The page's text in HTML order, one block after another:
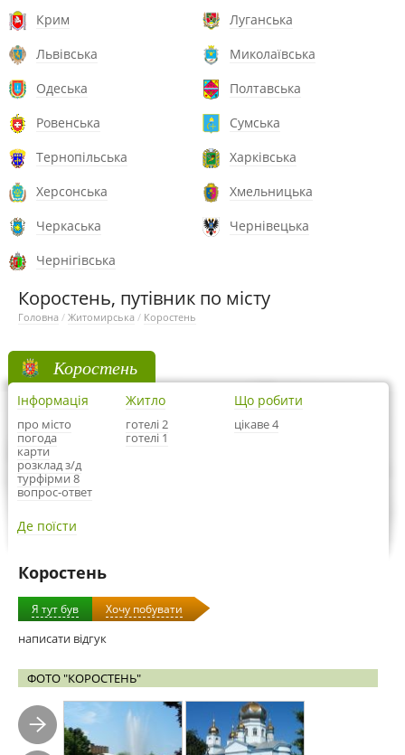
Крим
Луганська
Львівська
Миколаївська
Одеська
Полтавська
Ровенська
Сумська
Тернопільська
Харківська
Херсонська
Хмельницька
Черкаська
Чернівецька
Чернігівська
Коростень, путівник по місту
Головна / Житомирська / Коростень
Коростень
Інформація
про місто
погода
карти
розклад з/д
турфірми 8
вопрос-ответ
Житло
готелі 2
готелі 1
Що робити
цікаве 4
Де поїсти
Коростень
Я тут був Хочу побувати
написати відгук
ФОТО "КОРОСТЕНЬ"